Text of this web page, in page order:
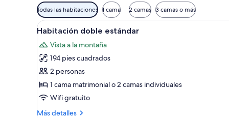
Filtros
disponibles
para
habitaciones
Todas las habitaciones 1 cama 2 camas 3 camas o más
Abrir
todas
las
fotos
de
Habitación
doble
Habitación doble estándar |
5
Habitación doble estándar
Vista a la montaña
194 pies cuadrados
2 personas
1 cama matrimonial o 2 camas individuales
Wifi gratuito
Más detalles
Más